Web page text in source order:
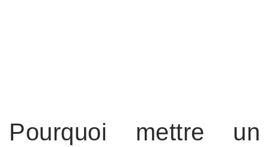
Pourquoi mettre un